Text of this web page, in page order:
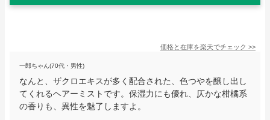
価格と在庫を楽天でチェック >>
一郎ちゃん(70代・男性)
なんと、ザクロエキスが多く配合された、色つやを醸し出し
てくれるヘアーミストです。保湿力にも優れ、仄かな柑橘系
の香りも、異性を魅了しますよ。